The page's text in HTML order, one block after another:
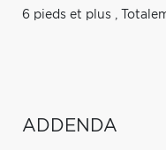
6 pieds et plus ,
ADDENDA